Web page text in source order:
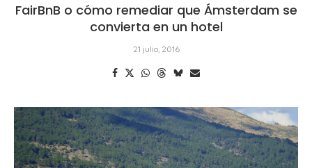
FairBnB o cómo remediar que Ámsterdam se
convierta en un hotel
21 julio, 2016